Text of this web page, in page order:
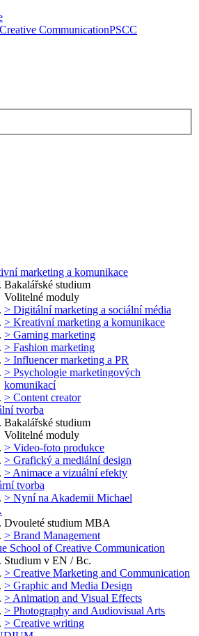
CommunicationPSCC
marketing a komunikace
Bakalářské studium
Volitelné moduly
> Digitální marketing a sociální média
> Kreativní marketing a komunikace
> Gaming marketing
> Fashion marketing
> Influencer marketing a PR
> Psychologie marketingových
komunikací
> Content creator
tvorba
Bakalářské studium
Volitelné moduly
> Video-foto produkce
> Grafický a mediální design
> Animace a vizuální efekty
tvorba
> Nyní na Akademii Michael
Dvouleté studium MBA
> Brand Management
School of Creative Communication
Studium v EN / Bc.
> Creative Marketing and Communication
> Graphic and Media Design
> Animation and Visual Effects
> Photography and Audiovisual Arts
> Creative writing